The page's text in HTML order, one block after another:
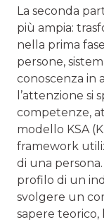
La seconda
più ampia:
nella prima
persone,
conoscenza in
l’attenzione si
competenze,
modello KSA
framework
di una
profilo di un
svolgere un
sapere teorico,